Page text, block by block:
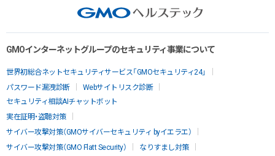
GMOインターネットグループのセキュリティ事業について
世界初総合ネットセキュリティサービス「GMOセキュリティ24」
パスワード漏洩診断
Webサイトリスク診断
セキュリティ相談AIチャットボット
実在証明・盗聴対策
サイバー攻撃対策（GMOサイバーセキュリティ byイエラエ）
サイバー攻撃対策（GMO Flatt Security）
なりすまし対策